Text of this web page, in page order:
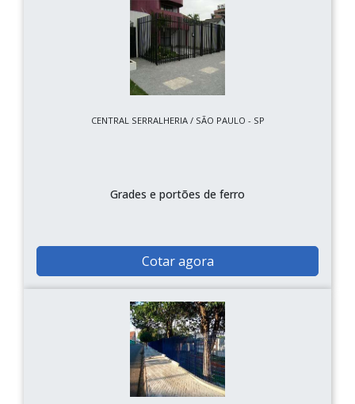
CENTRAL SERRALHERIA / SÃO PAULO - SP
Grades e portões de ferro
Cotar agora